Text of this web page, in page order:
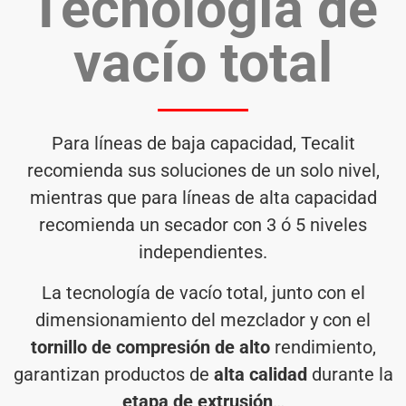
vacío total
Para líneas de baja capacidad, Tecalit
recomienda sus soluciones de un solo nivel,
mientras que para líneas de alta capacidad
recomienda un secador con 3 ó 5 niveles
independientes.
La tecnología de vacío total, junto con el
dimensionamiento del mezclador y con el
tornillo de compresión de altorendimiento,
garantizan productos de alta calidaddurante la
etapa de extrusión…